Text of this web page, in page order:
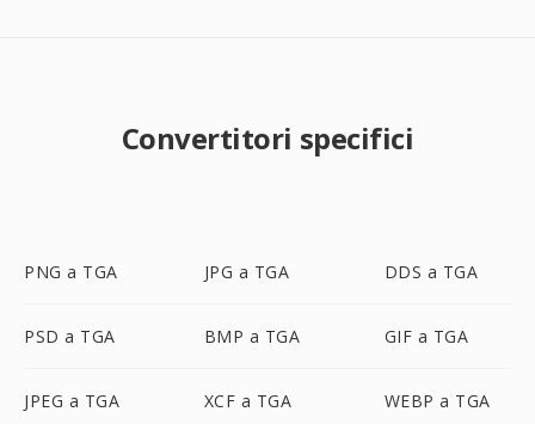
Convertitori specifici
PNG a TGA JPG a TGA DDS a TGA
PSD a TGA BMP a TGA GIF a TGA
JPEG a TGA XCF a TGA WEBP a TGA